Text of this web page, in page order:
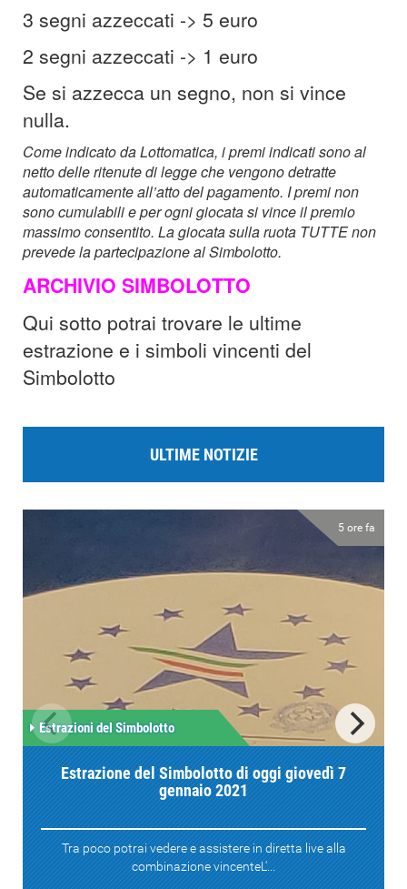
3 segni azzeccati -> 5 euro
2 segni azzeccati -> 1 euro
Se si azzecca un segno, non si vince
nulla.
Come indicato da Lottomatica, i premi indicati sono al
netto delle ritenute di legge che vengono detratte
automaticamente all’atto del pagamento. I premi non
sono cumulabili e per ogni giocata si vince il premio
massimo consentito. La giocata sulla ruota TUTTE non
prevede la partecipazione al Simbolotto.
ARCHIVIO SIMBOLOTTO
Qui sotto potrai trovare le ultime
estrazione e i simboli vincenti del
Simbolotto
ULTIME NOTIZIE
5 ore fa
Estrazioni del Simbolotto
Estrazione del Simbolotto di oggi giovedì 7
gennaio 2021
Tra poco potrai vedere e assistere in diretta live alla
combinazione vincenteL'...